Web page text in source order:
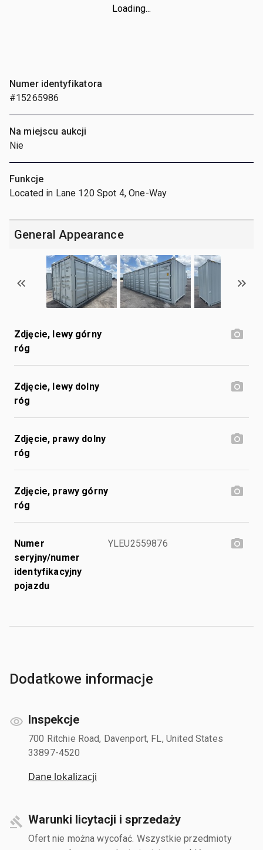
Loading...
Numer identyfikatora
#15265986
Na miejscu aukcji
Nie
Funkcje
Located in Lane 120 Spot 4, One-Way
General Appearance
Zdjęcie, lewy górny
róg
Zdjęcie, lewy dolny
róg
Zdjęcie, prawy dolny
róg
Zdjęcie, prawy górny
róg
Numer
seryjny/numer
identyfikacyjny
pojazdu
YLEU2559876
Dodatkowe informacje
Inspekcje
700 Ritchie Road, Davenport, FL, United States
33897-4520
Dane lokalizacji
Warunki licytacji i sprzedaży
Ofert nie można wycofać. Wszystkie przedmioty